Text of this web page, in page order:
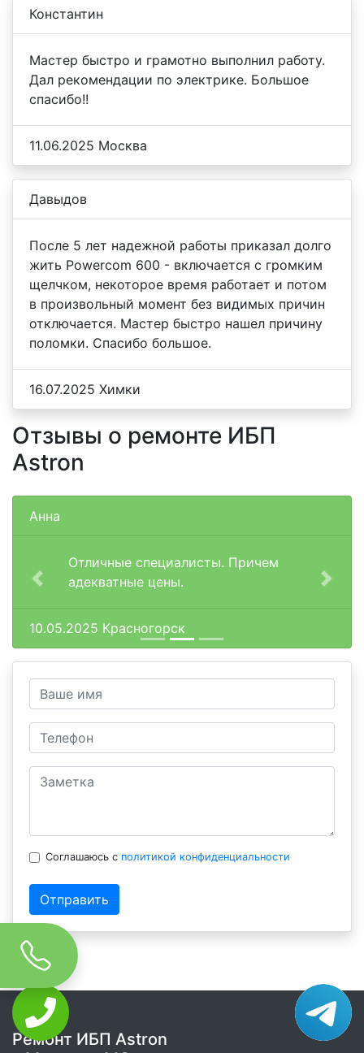
Константин
Мастер быстро и грамотно выполнил работу.
Дал рекомендации по электрике. Большое
спасибо!!
11.06.2025 Москва
Давыдов
После 5 лет надежной работы приказал долго
жить Powercom 600 - включается с громким
щелчком, некоторое время работает и потом
в произвольный момент без видимых причин
отключается. Мастер быстро нашел причину
поломки. Спасибо большое.
16.07.2025 Химки
Отзывы о ремонте ИБП
Astron
Анна
Отличные специалисты. Причем
адекватные цены.
10.05.2025 Красногорск
Previous Next
Соглашаюсь с политикой конфиденциальности
Отправить
Ремонт ИБП Astron